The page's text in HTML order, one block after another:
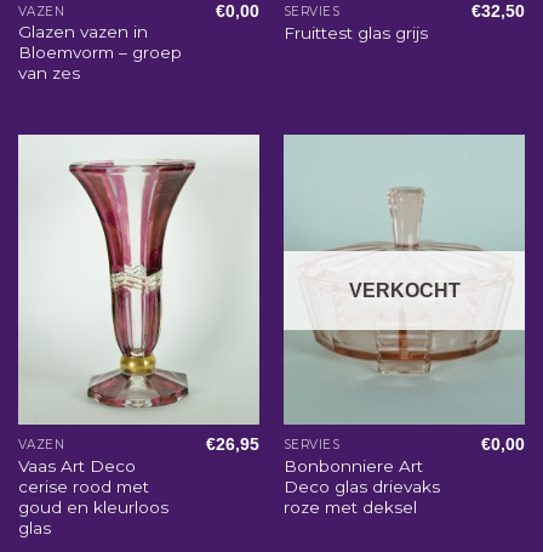
VAZEN
Glazen vazen in
Bloemvorm – groep
van zes
€0,00 SERVIES
Fruittest glas grijs
€32,50
VAZEN
Vaas Art Deco
cerise rood met
goud en kleurloos
glas
€26,95
VERKOCHT
SERVIES
Bonbonniere Art
Deco glas drievaks
roze met deksel
€0,00